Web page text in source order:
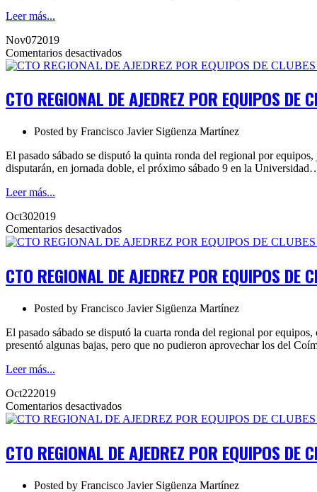
Leer más...
Nov072019
Comentarios desactivadosen
CTO
DE
AJEDREZ
EQUIPOS
CLUBES
2019.
CTO REGIONAL DE AJEDREZ POR EQUIPOS
Posted by Francisco Javier Sigüenza Martínez
El pasado sábado se disputó la quinta ronda del regional por
disputarán, en jornada doble, el próximo sábado 9 en la
Leer más...
Oct302019
Comentarios desactivadosen
CTO
AJEDREZ
EQUIPOS
CLUBES
2019.
CTO REGIONAL DE AJEDREZ POR EQUIPOS
Posted by Francisco Javier Sigüenza Martínez
El pasado sábado se disputó la cuarta ronda del regional por
presentó algunas bajas, pero que no pudieron aprovechar los del
Leer más...
Oct222019
Comentarios desactivadosen
CTO
AJEDREZ
EQUIPOS
CTO REGIONAL DE AJEDREZ POR EQUIPOS
Posted by Francisco Javier Sigüenza Martínez